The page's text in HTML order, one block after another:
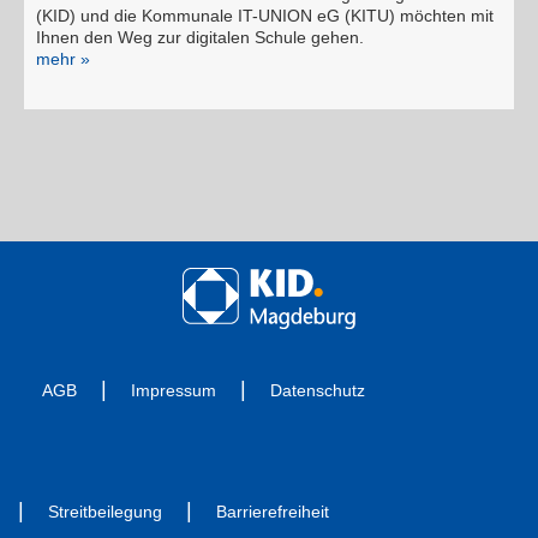
(KID) und die Kommunale IT-UNION eG (KITU) möchten mit
Ihnen den Weg zur digitalen Schule gehen.
mehr »
AGB Impressum Datenschutz
Streitbeilegung Barrierefreiheit